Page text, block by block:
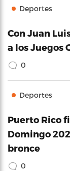
Deportes
Con Juan
a los Juegos
0
Deportes
Puerto Rico
Domingo
bronce
0